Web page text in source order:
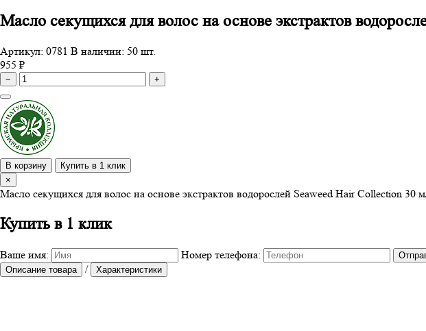
Масло секущихся для волос на основе экстрактов
Артикул: 0781 В наличии: 50 шт.
955 ₽
− +
В корзину
Купить в 1 клик
×
Масло секущихся для волос на основе экстрактов водорослей Seaweed Hair Collection 30
Купить в 1 клик
Ваше имя: Номер телефона:
Описание товара / Характеристики